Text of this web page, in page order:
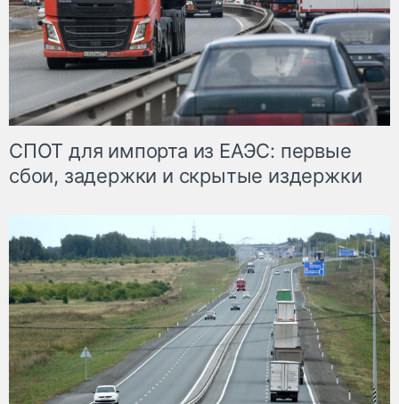
СПОТ для импорта из ЕАЭС: первые
сбои, задержки и скрытые издержки